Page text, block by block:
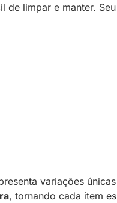
limpar e manter.
variações
, tornando cada item